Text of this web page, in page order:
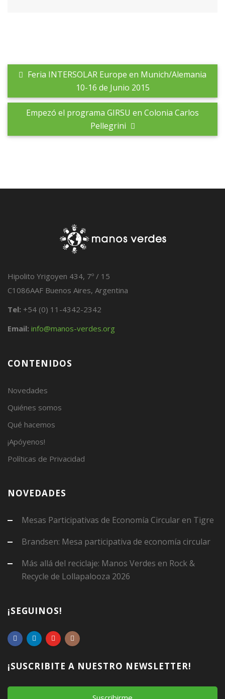
Feria INTERSOLAR Europe en Munich/Alemania
10-16 de Junio 2015
Empezó el programa GIRSU en Colonia Carlos
Pellegrini
Hipolito Yrigoyen 434, 7º / 15
C1086AAF Buenos Aires, Argentina
Tel: +54 (0) 11-4342-2342
Email: info@manos-verdes.org
CONTENIDOS
Novedades
Quiénes somos
Qué hacemos
¡Apóyenos!
Políticas de Privacidad
NOVEDADES
Mesas Participativas de Economía Circular en Tigre
Brandsen: Mesa participativa de economía circular
Más allá del reciclaje: Manos Verdes en Rock &
Recycle de Lollapalooza 2026
¡SEGUINOS!
¡SUSCRIBITE A NUESTRO NEWSLETTER!